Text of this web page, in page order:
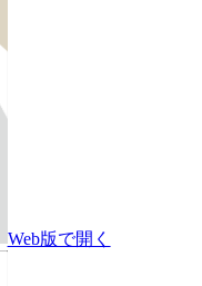
Web版で開く